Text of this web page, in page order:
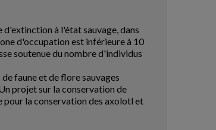
à l'état sauvage, dans
d'occupation est inférieure à 10
soutenue du nombre d'individus
faune et de flore sauvages
projet sur ​​la conservation de
la conservation des axolotl et